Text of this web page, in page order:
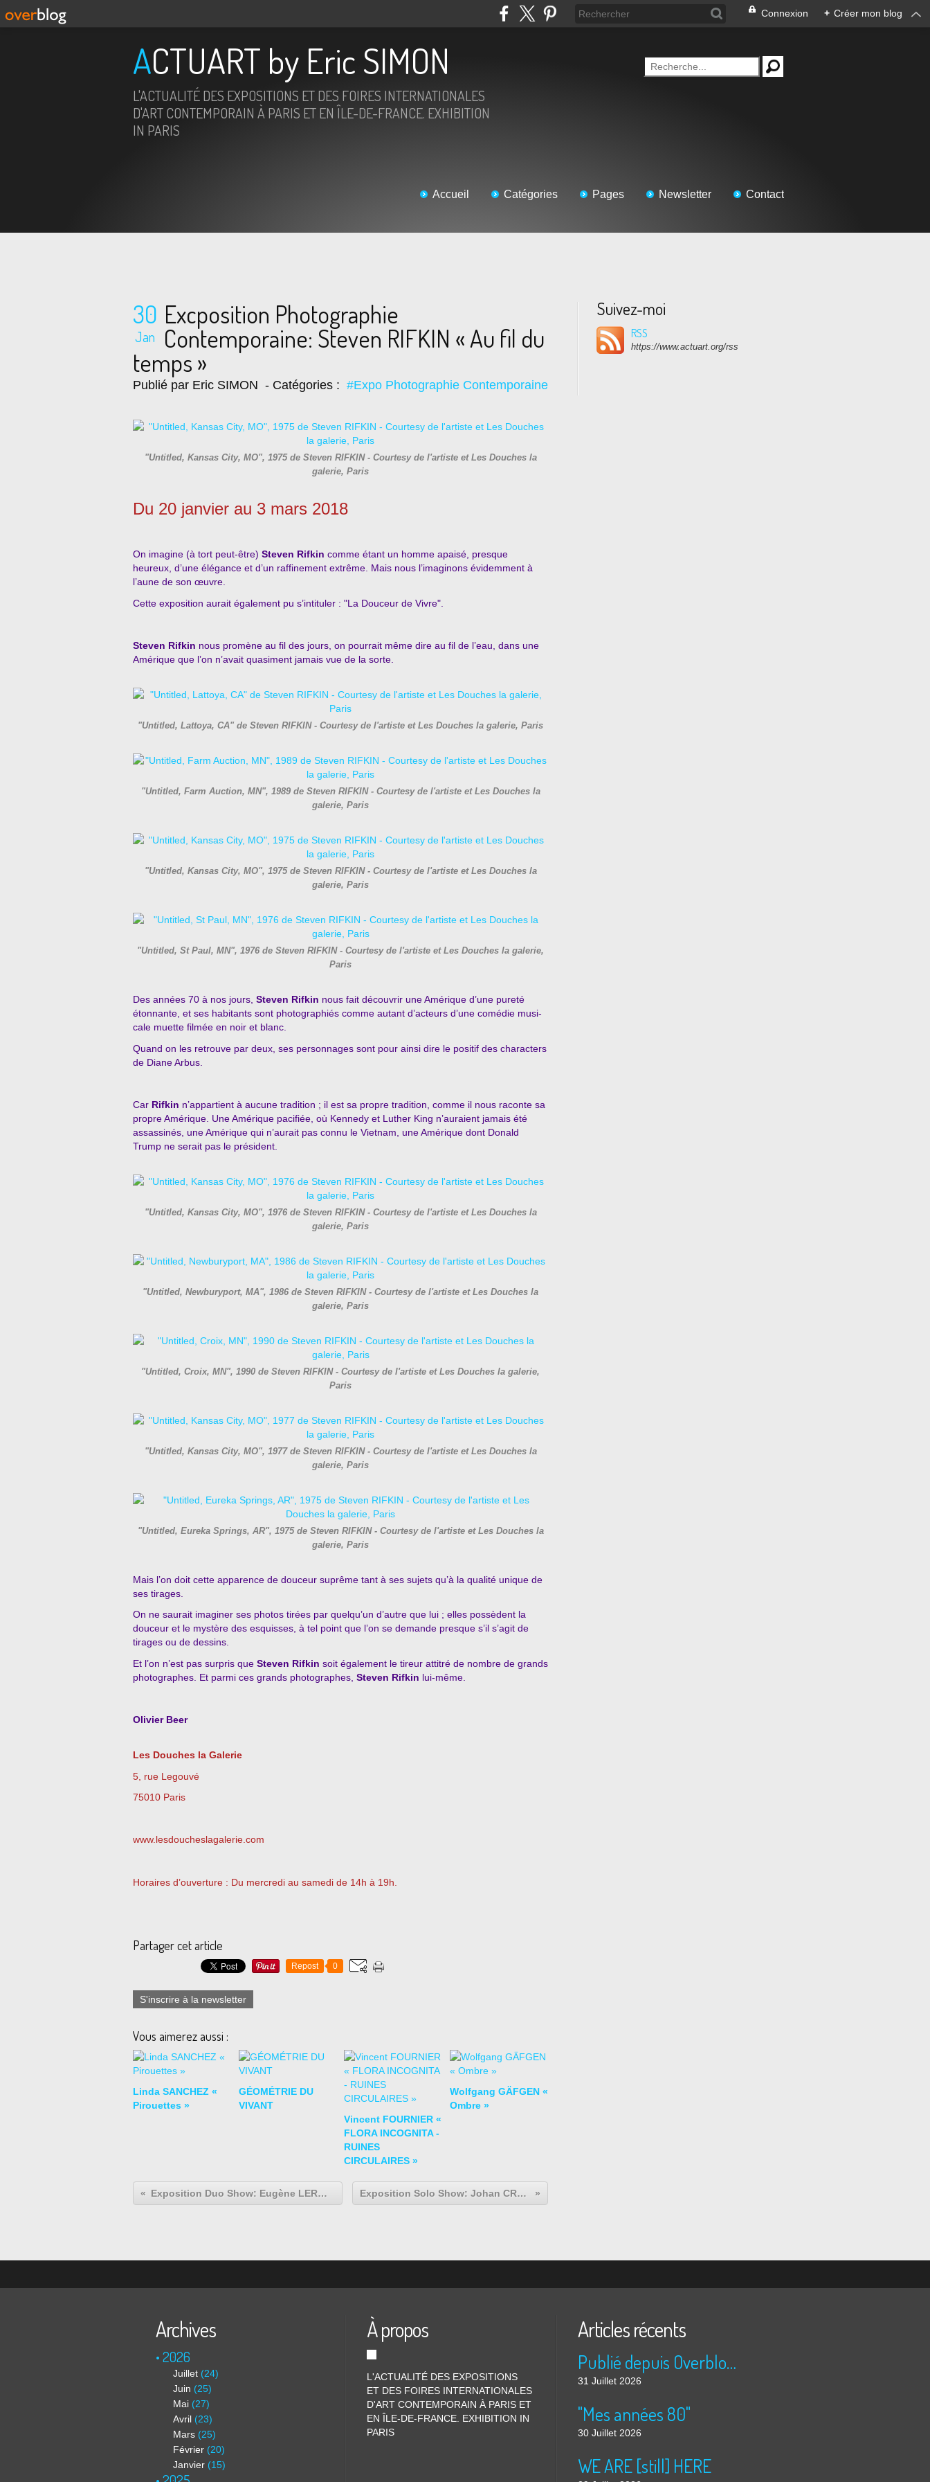
Connexion + Créer mon blog
ACTUART by Eric SIMON
L'ACTUALITÉ DES EXPOSITIONS ET DES FOIRES INTERNATIONALES
D'ART CONTEMPORAIN À PARIS ET EN ÎLE-DE-FRANCE. EXHIBITION
IN PARIS
Accueil Catégories Pages Newsletter Contact
30
Jan
Excposition Photographie
Contemporaine: Steven RIFKIN « Au fil du
temps »
Publié par Eric SIMON - Catégories : #Expo Photographie Contemporaine
"Untitled, Kansas City, MO", 1975 de Steven RIFKIN - Courtesy de l'artiste et Les Douches la
galerie, Paris
Du 20 janvier au 3 mars 2018
On imagine (à tort peut-être) Steven Rifkin comme étant un homme apaisé, presque
heureux, d’une élégance et d’un raffinement extrême. Mais nous l’imaginons évidemment à
l’aune de son œuvre.
Cette exposition aurait également pu s’intituler : "La Douceur de Vivre".
Steven Rifkin nous promène au fil des jours, on pourrait même dire au fil de l’eau, dans une
Amérique que l’on n’avait quasiment jamais vue de la sorte.
"Untitled, Lattoya, CA" de Steven RIFKIN - Courtesy de l'artiste et Les Douches la galerie, Paris
"Untitled, Farm Auction, MN", 1989 de Steven RIFKIN - Courtesy de l'artiste et Les Douches la
galerie, Paris
"Untitled, Kansas City, MO", 1975 de Steven RIFKIN - Courtesy de l'artiste et Les Douches la
galerie, Paris
"Untitled, St Paul, MN", 1976 de Steven RIFKIN - Courtesy de l'artiste et Les Douches la galerie,
Paris
Des années 70 à nos jours, Steven Rifkin nous fait découvrir une Amérique d’une pureté
étonnante, et ses habitants sont photographiés comme autant d’acteurs d’une comédie musi-
cale muette filmée en noir et blanc.
Quand on les retrouve par deux, ses personnages sont pour ainsi dire le positif des characters
de Diane Arbus.
Car Rifkin n’appartient à aucune tradition ; il est sa propre tradition, comme il nous raconte sa
propre Amérique. Une Amérique pacifiée, où Kennedy et Luther King n’auraient jamais été
assassinés, une Amérique qui n’aurait pas connu le Vietnam, une Amérique dont Donald
Trump ne serait pas le président.
"Untitled, Kansas City, MO", 1976 de Steven RIFKIN - Courtesy de l'artiste et Les Douches la
galerie, Paris
"Untitled, Newburyport, MA", 1986 de Steven RIFKIN - Courtesy de l'artiste et Les Douches la
galerie, Paris
"Untitled, Croix, MN", 1990 de Steven RIFKIN - Courtesy de l'artiste et Les Douches la galerie,
Paris
"Untitled, Kansas City, MO", 1977 de Steven RIFKIN - Courtesy de l'artiste et Les Douches la
galerie, Paris
"Untitled, Eureka Springs, AR", 1975 de Steven RIFKIN - Courtesy de l'artiste et Les Douches la
galerie, Paris
Mais l’on doit cette apparence de douceur suprême tant à ses sujets qu’à la qualité unique de
ses tirages.
On ne saurait imaginer ses photos tirées par quelqu’un d’autre que lui ; elles possèdent la
douceur et le mystère des esquisses, à tel point que l’on se demande presque s’il s’agit de
tirages ou de dessins.
Et l’on n’est pas surpris que Steven Rifkin soit également le tireur attitré de nombre de grands
photographes. Et parmi ces grands photographes, Steven Rifkin lui-même.
Olivier Beer
Les Douches la Galerie
5, rue Legouvé
75010 Paris
www.lesdoucheslagalerie.com
Horaires d’ouverture : Du mercredi au samedi de 14h à 19h.
Partager cet article
Repost 0
S'inscrire à la newsletter
Vous aimerez aussi :
Linda SANCHEZ «
Pirouettes »
GÉOMÉTRIE DU
VIVANT
Vincent FOURNIER «
FLORA INCOGNITA -
RUINES
CIRCULAIRES »
Wolfgang GÄFGEN «
Ombre »
Exposition Duo Show: Eugène LEROY et SARKIS « Intérieurs » Exposition Solo Show: Johan CRETEN «Sunrise / Sunset»
Suivez-moi
RSS
https://www.actuart.org/rss
Archives
2026
Juillet (24)
Juin (25)
Mai (27)
Avril (23)
Mars (25)
Février (20)
Janvier (15)
À propos
L'ACTUALITÉ DES EXPOSITIONS
ET DES FOIRES INTERNATIONALES
D'ART CONTEMPORAIN À PARIS ET
EN ÎLE-DE-FRANCE. EXHIBITION IN
PARIS
Articles récents
Publié depuis Overblog et Facebook
31 Juillet 2026
"Mes années 80"
30 Juillet 2026
WE ARE [still] HERE